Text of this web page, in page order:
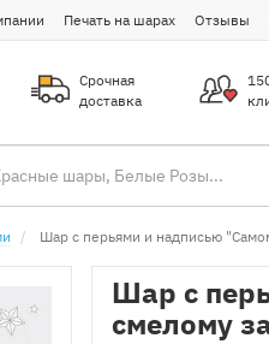
Печать на шарах Отзывы
Срочная
доставка
Шар с перьями и надписью
Шар с
смелому